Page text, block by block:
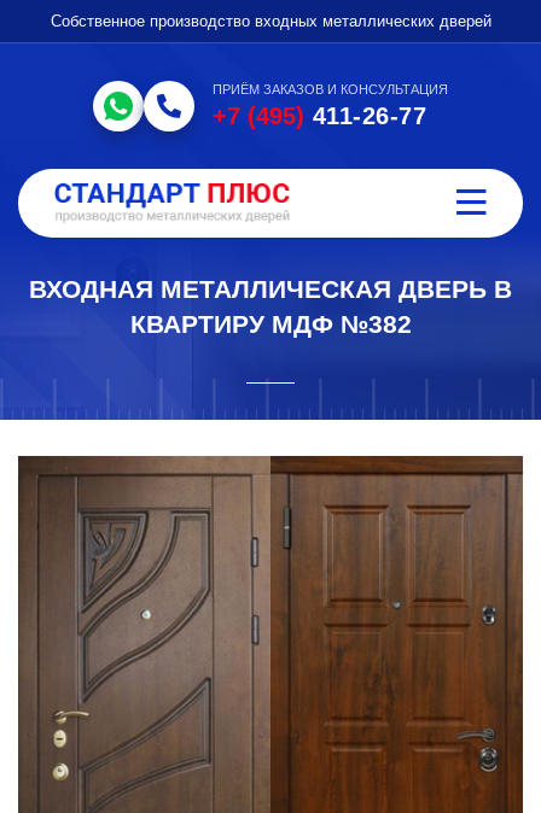
Собственное производство входных металлических дверей
ПРИЁМ ЗАКАЗОВ И КОНСУЛЬТАЦИЯ
+7 (495) 411-26-77
ВХОДНАЯ МЕТАЛЛИЧЕСКАЯ ДВЕРЬ В
КВАРТИРУ МДФ №382